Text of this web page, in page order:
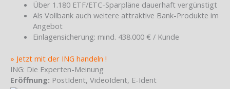
Über 1.180 ETF/ETC-Sparpläne dauerhaft vergünstigt
Als Vollbank auch weitere attraktive Bank-Produkte im
Angebot
Einlagensicherung: mind. 438.000 € / Kunde
» Jetzt mit der ING handeln !
ING: Die Experten-Meinung
Eröffnung: PostIdent, VideoIdent, E-Ident